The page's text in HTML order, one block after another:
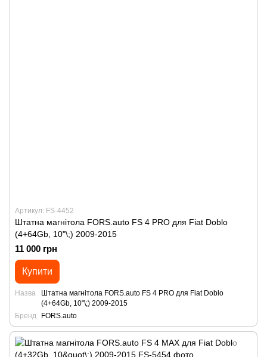
Артикул: FS-4452
Штатна магнітола FORS.auto FS 4 PRO для Fiat Doblo
(4+64Gb, 10"\;) 2009-2015
11 000 грн
Купити
Назва
Штатна магнітола FORS.auto FS 4 PRO для Fiat Doblo
(4+64Gb, 10"\;) 2009-2015
Бренд
FORS.auto